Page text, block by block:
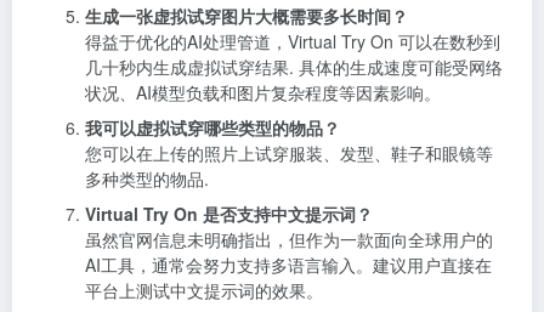
生成一张虚拟试穿图片大概需要多长时间？
得益于优化的AI处理管道，Virtual Try On 可以在数秒到
几十秒内生成虚拟试穿结果. 具体的生成速度可能受网络
状况、AI模型负载和图片复杂程度等因素影响。
我可以虚拟试穿哪些类型的物品？
您可以在上传的照片上试穿服装、发型、鞋子和眼镜等
多种类型的物品.
Virtual Try On 是否支持中文提示词？
虽然官网信息未明确指出，但作为一款面向全球用户的
AI工具，通常会努力支持多语言输入。建议用户直接在
平台上测试中文提示词的效果。